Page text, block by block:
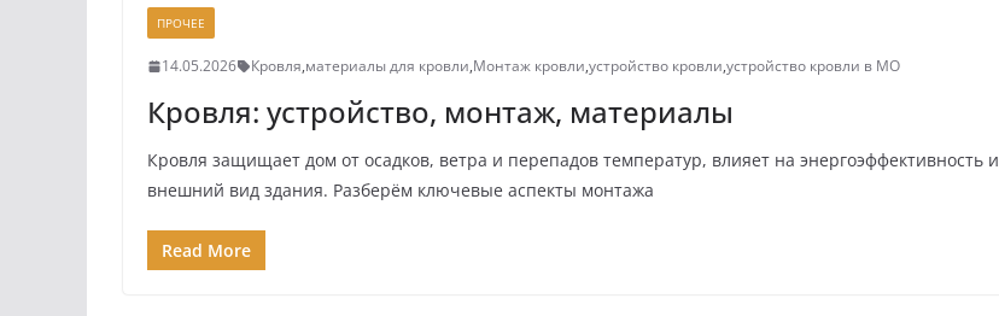
ПРОЧЕЕ
14.05.2026 Кровля,материалы для кровли,Монтаж кровли,устройство кровли,устройство кровли в МО
Кровля: устройство, монтаж, материалы
Кровля защищает дом от осадков, ветра и перепадов температур, влияет на энергоэффективность и
внешний вид здания. Разберём ключевые аспекты монтажа
Read More